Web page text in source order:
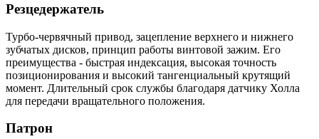
Резцедержатель
Турбо-червячный привод, зацепление верхнего и нижнего
зубчатых дисков, принцип работы винтовой зажим. Его
преимущества - быстрая индексация, высокая точность
позиционирования и высокий тангенциальный крутящий
момент. Длительный срок службы благодаря датчику Холла
для передачи вращательного положения.
Патрон